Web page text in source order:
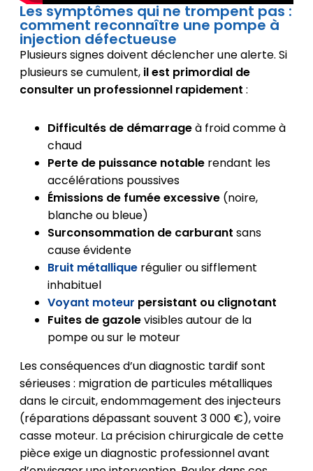
Les symptômes qui ne trompent pas :
comment reconnaître une pompe à
injection défectueuse
Plusieurs signes doivent déclencher une alerte. Si
plusieurs se cumulent, il est primordial de
consulter un professionnel rapidement :
Difficultés de démarrageà froid comme à
chaud
Perte de puissance notablerendant les
accélérations poussives
Émissions de fumée excessive(noire,
blanche ou bleue)
Surconsommation de carburant sans
cause évidente
Bruit métalliquerégulier ou sifflement
inhabituel
Voyant moteur persistant ou clignotant
Fuites de gazolevisibles autour de la
pompe ou sur le moteur
Les conséquences d’un diagnostic tardif sont
sérieuses : migration de particules métalliques
dans le circuit, endommagement des injecteurs
(réparations dépassant souvent 3 000 €), voire
casse moteur. La précision chirurgicale de cette
pièce exige un diagnostic professionnel avant